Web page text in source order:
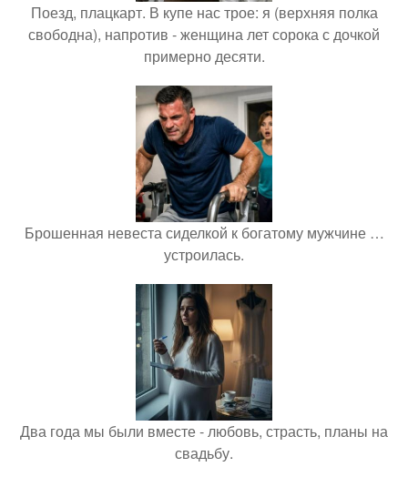
Поезд, плацкарт. В купе нас трое: я (верхняя полка
свободна), напротив - женщина лет сорока с дочкой
примерно десяти.
Брошенная невеста сиделкой к богатому мужчине …
устроилась.
Два года мы были вместе - любовь, страсть, планы на
свадьбу.